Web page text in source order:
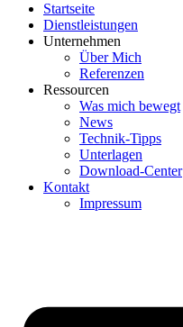
Startseite
Dienstleistungen
Unternehmen
Über Mich
Referenzen
Ressourcen
Was mich bewegt
News
Technik-Tipps
Unterlagen
Download-Center
Kontakt
Impressum